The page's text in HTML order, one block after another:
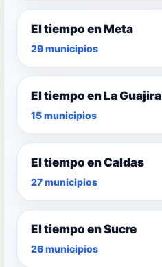
El tiempo en Meta
29 municipios
El tiempo en La Guajira
15 municipios
El tiempo en Caldas
27 municipios
El tiempo en Sucre
26 municipios